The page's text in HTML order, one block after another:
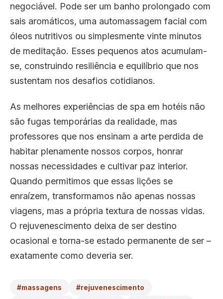
negociável. Pode ser um banho prolongado com
sais aromáticos, uma automassagem facial com
óleos nutritivos ou simplesmente vinte minutos
de meditação. Esses pequenos atos acumulam-
se, construindo resiliência e equilíbrio que nos
sustentam nos desafios cotidianos.
As melhores experiências de spa em hotéis não
são fugas temporárias da realidade, mas
professores que nos ensinam a arte perdida de
habitar plenamente nossos corpos, honrar
nossas necessidades e cultivar paz interior.
Quando permitimos que essas lições se
enraízem, transformamos não apenas nossas
viagens, mas a própria textura de nossas vidas.
O rejuvenescimento deixa de ser destino
ocasional e torna-se estado permanente de ser –
exatamente como deveria ser.
#massagens #rejuvenescimento